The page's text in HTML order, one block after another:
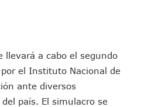
De Jalisco
Mil 677 Pesos
Vallarta
a cabo el segundo
el Instituto Nacional de
ante diversos
país. El simulacro se